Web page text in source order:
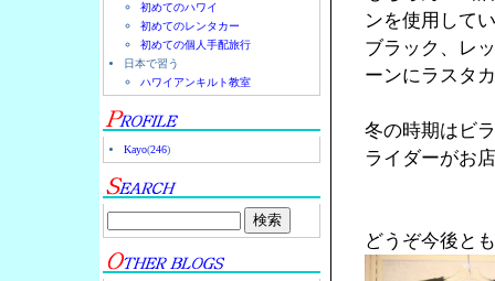
初めてのハワイ
初めてのレンタカー
初めての個人手配旅行
日本で習う
ハワイアンキルト教室
Kayo(246)
ンを使用して
ブラック、レ
ーンにラスタ
冬の時期はビ
ライダーがお
どうぞ今後と